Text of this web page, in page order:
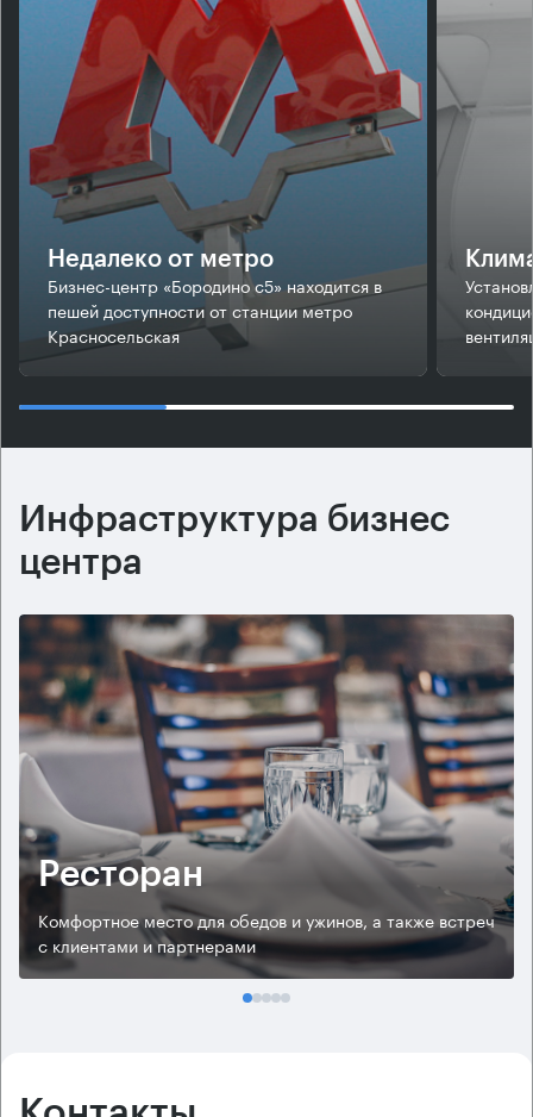
Недалеко от метро
Бизнес-центр «Бородино с5» находится в
пешей доступности от станции метро
Красносельская
Инфраструктура бизнес
центра
Ресторан
Комфортное место для обедов и ужинов, а также встреч
с клиентами и партнерами